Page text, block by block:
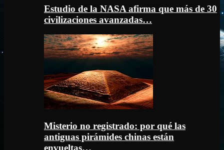
Estudio de la NASA afirma que más de 30
civilizaciones avanzadas…
Misterio no registrado: por qué las
antiguas pirámides chinas están
envueltas…